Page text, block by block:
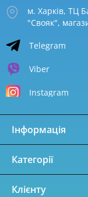
м. Харків, ТЦ
"Свояк",
Telegram
Viber
Instagram
Інформація
Категорії
Клієнту